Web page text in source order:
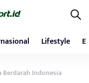
Lifestyle
Berdarah Indonesia